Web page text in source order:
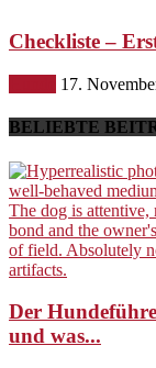
Checkliste –
17.
BELIEBTE
Der
und was...